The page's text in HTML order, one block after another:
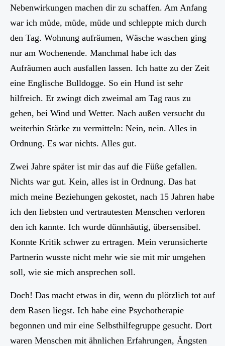
Nebenwirkungen machen dir zu schaffen. Am Anfang
war ich müde, müde, müde und schleppte mich durch
den Tag. Wohnung aufräumen, Wäsche waschen ging
nur am Wochenende. Manchmal habe ich das
Aufräumen auch ausfallen lassen. Ich hatte zu der Zeit
eine Englische Bulldogge. So ein Hund ist sehr
hilfreich. Er zwingt dich zweimal am Tag raus zu
gehen, bei Wind und Wetter. Nach außen versucht du
weiterhin Stärke zu vermitteln: Nein, nein. Alles in
Ordnung. Es war nichts. Alles gut.
Zwei Jahre später ist mir das auf die Füße gefallen.
Nichts war gut. Kein, alles ist in Ordnung. Das hat
mich meine Beziehungen gekostet, nach 15 Jahren habe
ich den liebsten und vertrautesten Menschen verloren
den ich kannte. Ich wurde dünnhäutig, übersensibel.
Konnte Kritik schwer zu ertragen. Mein verunsicherte
Partnerin wusste nicht mehr wie sie mit mir umgehen
soll, wie sie mich ansprechen soll.
Doch! Das macht etwas in dir, wenn du plötzlich tot auf
dem Rasen liegst. Ich habe eine Psychotherapie
begonnen und mir eine Selbsthilfegruppe gesucht. Dort
waren Menschen mit ähnlichen Erfahrungen, Ängsten